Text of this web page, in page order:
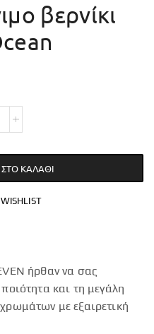
βερνίκι
ΚΑΛΆΘΙ
ήρθαν να σας
και τη μεγάλη
με εξαιρετική